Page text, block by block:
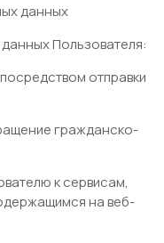
данных
Пользователя:
отправки
гражданско-
к сервисам,
на веб-